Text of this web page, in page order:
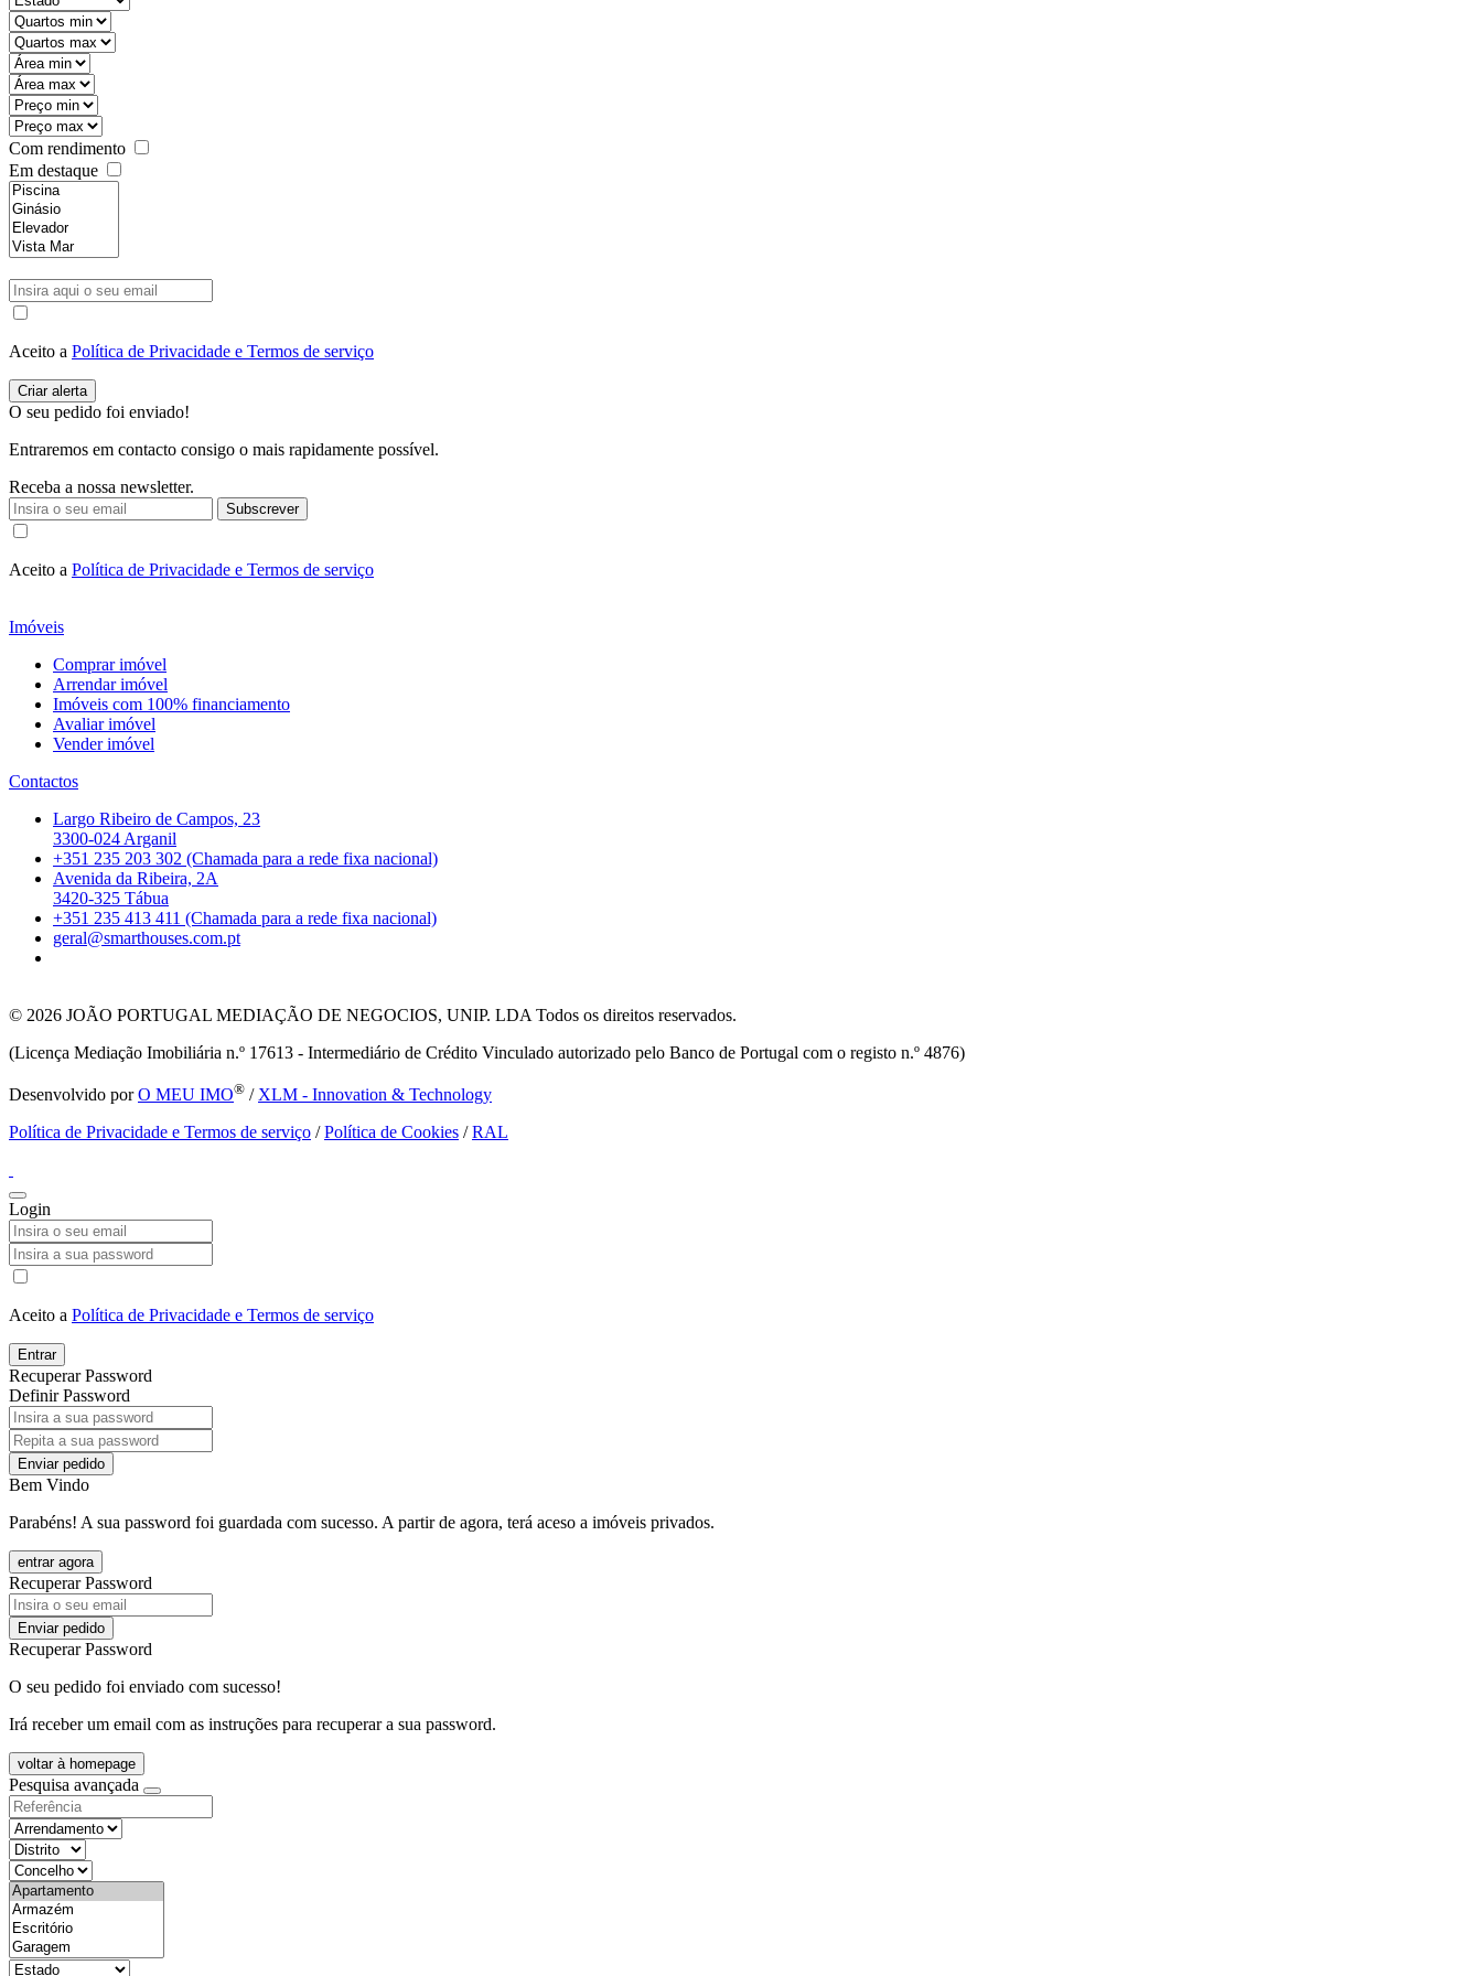
Com rendimento
Em destaque
Aceito a Política de Privacidade e Termos de serviço
O seu pedido foi enviado!
Entraremos em contacto consigo o mais rapidamente possível.
Receba a nossa newsletter.
Subscrever
Aceito a Política de Privacidade e Termos de serviço
Imóveis
Comprar imóvel
Arrendar imóvel
Imóveis com 100% financiamento
Avaliar imóvel
Vender imóvel
Contactos
Largo Ribeiro de Campos, 23
3300-024 Arganil
+351 235 203 302 (Chamada para a rede fixa nacional)
Avenida da Ribeira, 2A
3420-325 Tábua
+351 235 413 411 (Chamada para a rede fixa nacional)
geral@smarthouses.com.pt
© 2026 JOÃO PORTUGAL MEDIAÇÃO DE NEGOCIOS, UNIP. LDA Todos os direitos reservados.
(Licença Mediação Imobiliária n.º 17613 - Intermediário de Crédito Vinculado autorizado pelo Banco de Portugal com o registo n.º 4876)
Desenvolvido porO MEU IMO® / XLM - Innovation & Technology
Política de Privacidade e Termos de serviço /Política de Cookies /RAL
Login
Aceito a Política de Privacidade e Termos de serviço
Entrar
Recuperar Password
Definir Password
Enviar pedido
Bem Vindo
Parabéns! A sua password foi guardada com sucesso. A partir de agora, terá aceso a imóveis privados.
entrar agora
Recuperar Password
Enviar pedido
Recuperar Password
O seu pedido foi enviado com sucesso!
Irá receber um email com as instruções para recuperar a sua password.
voltar à homepage
Pesquisa avançada